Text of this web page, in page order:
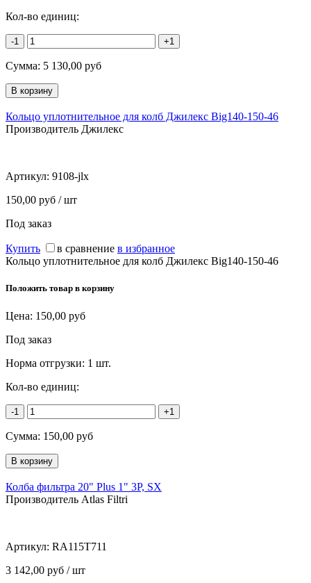
Кол-во единиц:
-1 +1
Сумма: 5 130,00 руб
Кольцо уплотнительное для колб Джилекс Big140-150-46
Производитель Джилекс
Артикул: 9108-jlx
150,00 руб / шт
Под заказ
Купить в сравнение в избранное
Кольцо уплотнительное для колб Джилекс Big140-150-46
Положить товар в корзину
Цена: 150,00 руб
Под заказ
Норма отгрузки: 1 шт.
Кол-во единиц:
-1 +1
Сумма: 150,00 руб
Колба фильтра 20" Plus 1" 3P, SX
Производитель Atlas Filtri
Артикул: RA115T711
3 142,00 руб / шт